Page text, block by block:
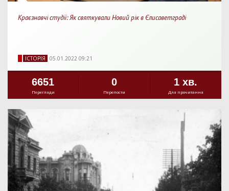
Краєзнавчі студії: Як святкували Новий рік в Єлисаветграді
IСТОРIЯ 05.01.2022 09:21
6651
Перегляди
0
Перепости
1 хв.
Для прочитання